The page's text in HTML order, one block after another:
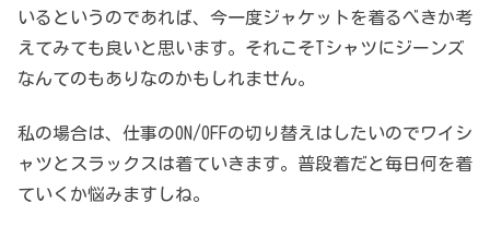
いるというのであれば、今一度ジャケットを着るべきか考
えてみても良いと思います。それこそTシャツにジーンズ
なんてのもありなのかもしれません。
私の場合は、仕事のON/OFFの切り替えはしたいのでワイシ
ャツとスラックスは着ていきます。普段着だと毎日何を着
ていくか悩みますしね。